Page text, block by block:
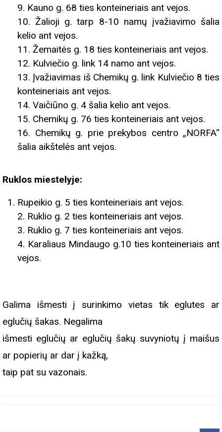
9. Kauno g. 68 ties konteineriais ant vejos.
10. Žalioji g. tarp 8-10 namų įvažiavimo šalia
kelio ant vejos.
11. Žemaitės g. 18 ties konteineriais ant vejos.
12. Kulviečio g. link 14 namo ant vejos.
13. Įvažiavimas iš Chemikų g. link Kulviečio 8 ties
konteineriais ant vejos.
14. Vaičiūno g. 4 šalia kelio ant vejos.
15. Chemikų g. 76 ties konteineriais ant vejos.
16. Chemikų g. prie prekybos centro „NORFA“
šalia aikštelės ant vejos.
Ruklos miestelyje:
Rupeikio g. 5 ties konteineriais ant vejos.
2. Ruklio g. 2 ties konteineriais ant vejos.
3. Ruklio g. 7 ties konteineriais ant vejos.
4. Karaliaus Mindaugo g.10 ties konteineriais ant
vejos.
Galima išmesti į surinkimo vietas tik eglutes ar
eglučių šakas. Negalima
išmesti eglučių ar eglučių šakų suvyniotų į maišus
ar popierių ar dar į kažką,
taip pat su vazonais.